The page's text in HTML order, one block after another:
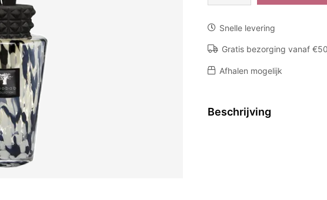
Black
Snelle levering
Gratis bezorging vanaf
Afhalen mogelijk
Beschrijving